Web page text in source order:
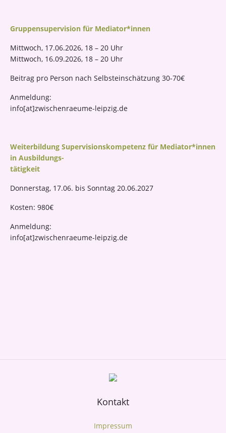
Gruppensupervision für Mediator*innen
Mittwoch, 17.06.2026, 18 – 20 Uhr
Mittwoch, 16.09.2026, 18 – 20 Uhr
Beitrag pro Person nach Selbsteinschätzung 30-70€
Anmeldung:
info[at]zwischenraeume-leipzig.de
Weiterbildung Supervisionskompetenz für Mediator*innen
in Ausbildungs-
tätigkeit
Donnerstag, 17.06. bis Sonntag 20.06.2027
Kosten: 980€
Anmeldung:
info[at]zwischenraeume-leipzig.de
Kontakt
Impressum